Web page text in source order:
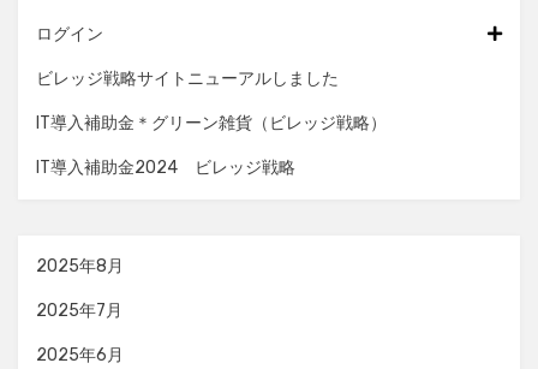
ログイン
ビレッジ戦略サイトニューアルしました
IT導入補助金＊グリーン雑貨（ビレッジ戦略）
IT導入補助金2024 ビレッジ戦略
2025年8月
2025年7月
2025年6月